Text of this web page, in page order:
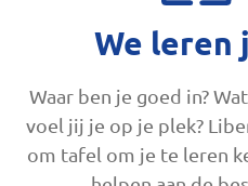
We leren
Waar ben je goed in?
voel jij je op je plek?
om tafel om je te leren